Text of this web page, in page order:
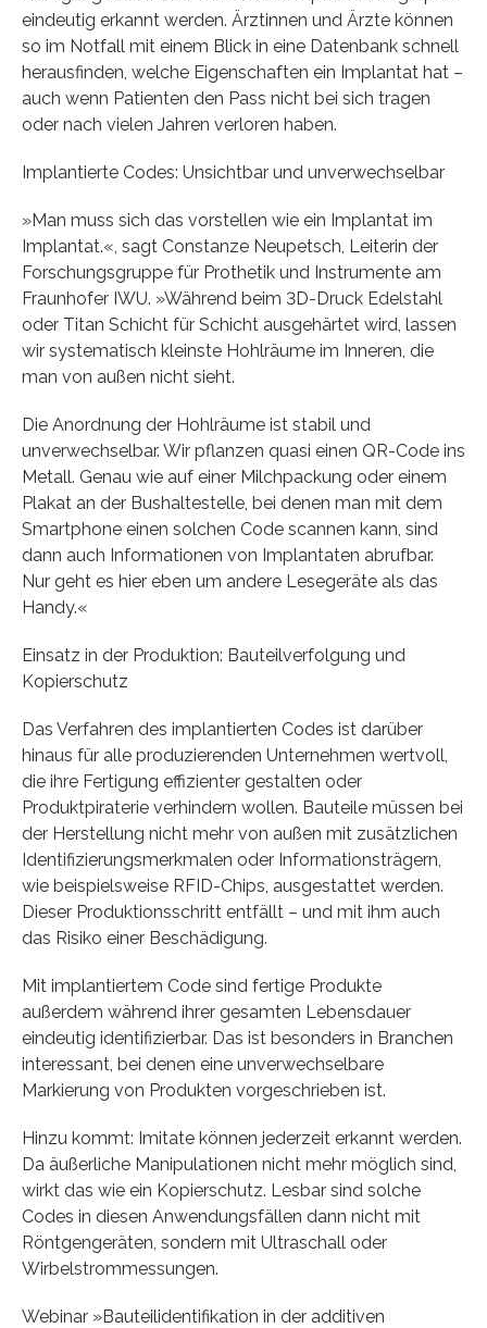
eindeutig erkannt werden. Ärztinnen und Ärzte können
so im Notfall mit einem Blick in eine Datenbank schnell
herausfinden, welche Eigenschaften ein Implantat hat –
auch wenn Patienten den Pass nicht bei sich tragen
oder nach vielen Jahren verloren haben.
Implantierte Codes: Unsichtbar und unverwechselbar
»Man muss sich das vorstellen wie ein Implantat im
Implantat.«, sagt Constanze Neupetsch, Leiterin der
Forschungsgruppe für Prothetik und Instrumente am
Fraunhofer IWU. »Während beim 3D-Druck Edelstahl
oder Titan Schicht für Schicht ausgehärtet wird, lassen
wir systematisch kleinste Hohlräume im Inneren, die
man von außen nicht sieht.
Die Anordnung der Hohlräume ist stabil und
unverwechselbar. Wir pflanzen quasi einen QR-Code ins
Metall. Genau wie auf einer Milchpackung oder einem
Plakat an der Bushaltestelle, bei denen man mit dem
Smartphone einen solchen Code scannen kann, sind
dann auch Informationen von Implantaten abrufbar.
Nur geht es hier eben um andere Lesegeräte als das
Handy.«
Einsatz in der Produktion: Bauteilverfolgung und
Kopierschutz
Das Verfahren des implantierten Codes ist darüber
hinaus für alle produzierenden Unternehmen wertvoll,
die ihre Fertigung effizienter gestalten oder
Produktpiraterie verhindern wollen. Bauteile müssen bei
der Herstellung nicht mehr von außen mit zusätzlichen
Identifizierungsmerkmalen oder Informationsträgern,
wie beispielsweise RFID-Chips, ausgestattet werden.
Dieser Produktionsschritt entfällt – und mit ihm auch
das Risiko einer Beschädigung.
Mit implantiertem Code sind fertige Produkte
außerdem während ihrer gesamten Lebensdauer
eindeutig identifizierbar. Das ist besonders in Branchen
interessant, bei denen eine unverwechselbare
Markierung von Produkten vorgeschrieben ist.
Hinzu kommt: Imitate können jederzeit erkannt werden.
Da äußerliche Manipulationen nicht mehr möglich sind,
wirkt das wie ein Kopierschutz. Lesbar sind solche
Codes in diesen Anwendungsfällen dann nicht mit
Röntgengeräten, sondern mit Ultraschall oder
Wirbelstrommessungen.
Webinar »Bauteilidentifikation in der additiven